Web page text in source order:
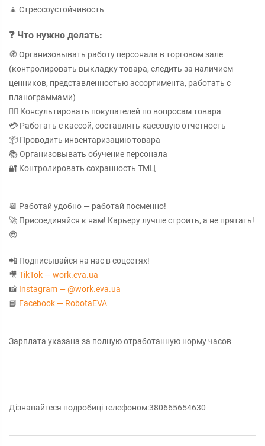
🧘 Стрессоустойчивость
❓ Что нужно делать:
🧭 Организовывать работу персонала в торговом зале
(контролировать выкладку товара, следить за наличием
ценников, представленностью ассортимента, работать с
планограммами)
💁‍♀️ Консультировать покупателей по вопросам товара
💳 Работать с кассой, составлять кассовую отчетность
📦 Проводить инвентаризацию товара
📚 Организовывать обучение персонала
🔐 Контролировать сохранность ТМЦ
📆 Работай удобно — работай посменно!
🚀 Присоединяйся к нам! Карьеру лучше строить, а не прятать!
😎
📲 Подписывайся на нас в соцсетях!
🎥 TikTok — work.eva.ua
📸 Instagram — @work.eva.ua
📘 Facebook — RobotaEVA
Зарплата указана за полную отработанную норму часов
Дізнавайтеся подробиці телефоном:380665654630